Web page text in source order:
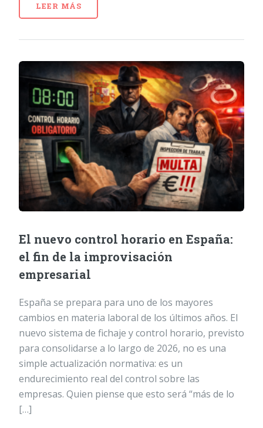
LEER MÁS
El nuevo control horario en España:
el fin de la improvisación
empresarial
España se prepara para uno de los mayores
cambios en materia laboral de los últimos años. El
nuevo sistema de fichaje y control horario, previsto
para consolidarse a lo largo de 2026, no es una
simple actualización normativa: es un
endurecimiento real del control sobre las
empresas. Quien piense que esto será “más de lo
[…]